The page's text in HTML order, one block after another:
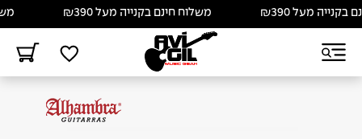
מעל ₪390 משלוח חינם בקנייה מעל ₪390 משלוח